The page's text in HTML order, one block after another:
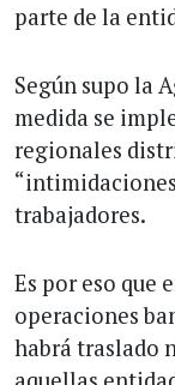
parte de la
Según supo la
medida se
regionales
trabajadores.
Es por eso que
operaciones
habrá traslado